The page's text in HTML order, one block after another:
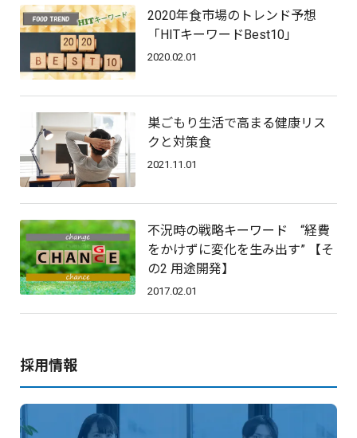
2020年食市場のトレンド予想
「HITキーワードBest10」
2020.02.01
巣ごもり生活で高まる健康リス
クと対策食
2021.11.01
不況時の戦略キーワード “経費
をかけずに変化を生み出す” 【そ
の2 用途開発】
2017.02.01
採用情報